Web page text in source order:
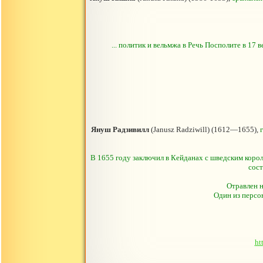
... политик и вельмжа в Речь Посполите в 17
Януш Радзивилл (Janusz Radziwill) (1612—1655),
В 1655 году заключил в Кейданах с шведским
Отравлен
Один из